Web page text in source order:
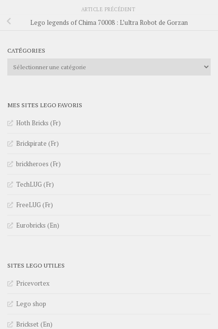
ARTICLE PRÉCÉDENT
Lego legends of Chima 70008 : L’ultra Robot de Gorzan
CATÉGORIES
Catégories
MES SITES LEGO FAVORIS
Hoth Bricks (Fr)
Brickpirate (Fr)
brickheroes (Fr)
TechLUG (Fr)
FreeLUG (Fr)
Eurobricks (En)
SITES LEGO UTILES
Pricevortex
Lego shop
Brickset (En)